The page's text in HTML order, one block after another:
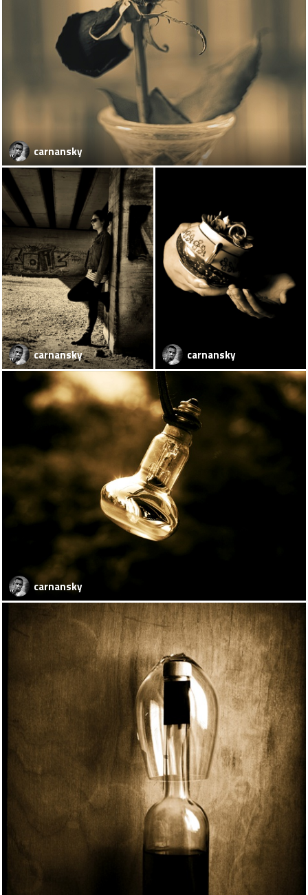
carnansky
carnansky carnansky
carnansky